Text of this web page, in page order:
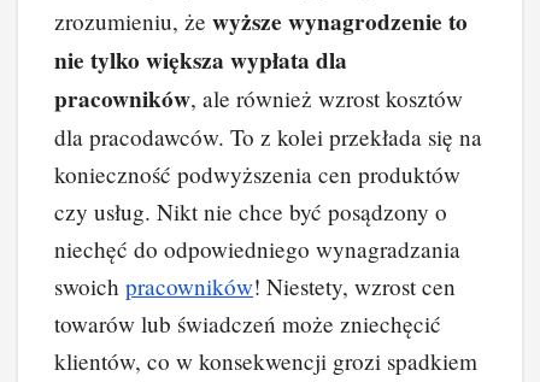
zrozumieniu, że wyższe wynagrodzenie to
nie tylko większa wypłata dla
pracowników, ale również wzrost kosztów
dla pracodawców. To z kolei przekłada się na
konieczność podwyższenia cen produktów
czy usług. Nikt nie chce być posądzony o
niechęć do odpowiedniego wynagradzania
swoich pracowników! Niestety, wzrost cen
towarów lub świadczeń może zniechęcić
klientów, co w konsekwencji grozi spadkiem